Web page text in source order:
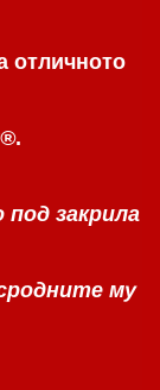
отличното
®.
под закрила
му